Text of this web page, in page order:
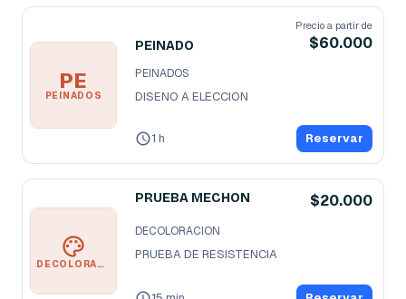
PE
PEINADOS
PEINADO
Precio a partir de
$60.000
PEINADOS
DISENO A ELECCION
1 h Reservar
DECOLORACION
PRUEBA MECHON $20.000
DECOLORACION
PRUEBA DE RESISTENCIA